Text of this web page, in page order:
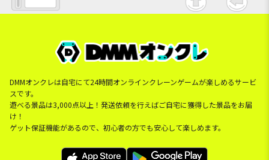
DMMオンクレは自宅にて24時間オンラインクレーンゲームが楽しめるサービ
スです。
遊べる景品は3,000点以上！発送依頼を行えばご自宅に獲得した景品をお届
け！
ゲット保証機能があるので、初心者の方でも安心して楽しめます。